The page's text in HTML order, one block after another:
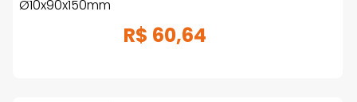
R$ 60,64